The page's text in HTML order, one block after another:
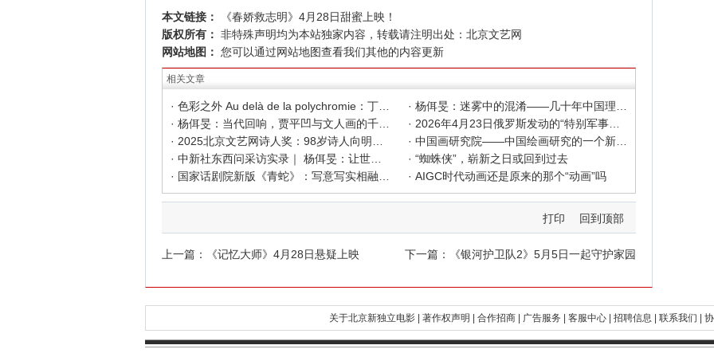
本文链接：
《春娇救志明》4月28日甜蜜上映！
版权所有： 非特殊声明均为本站独家内容，转载请注明出处： 北京文艺网
网站地图： 您可以通过网站地图查看我们其他的内容更新
相关文章
· 2026年4月23日俄罗斯发动的“特别军事行动”已进入第5个年头，俄乌局势最新综述
· 中国画研究院——中国绘画研究的一个新开篇
· “蜘蛛侠”，崭新之日或回到过去
· AIGC时代动画还是原来的那个“动画”吗
打印 回到顶部
上一篇： 《记忆大师》4月28日悬疑上映 下一篇： 《银河护卫队2》5月5日一起守护家园
关于北京新独立电影 | 著作权声明 | 合作招商 | 广告服务 | 客服中心 | 招聘信息 | 联系我们 |